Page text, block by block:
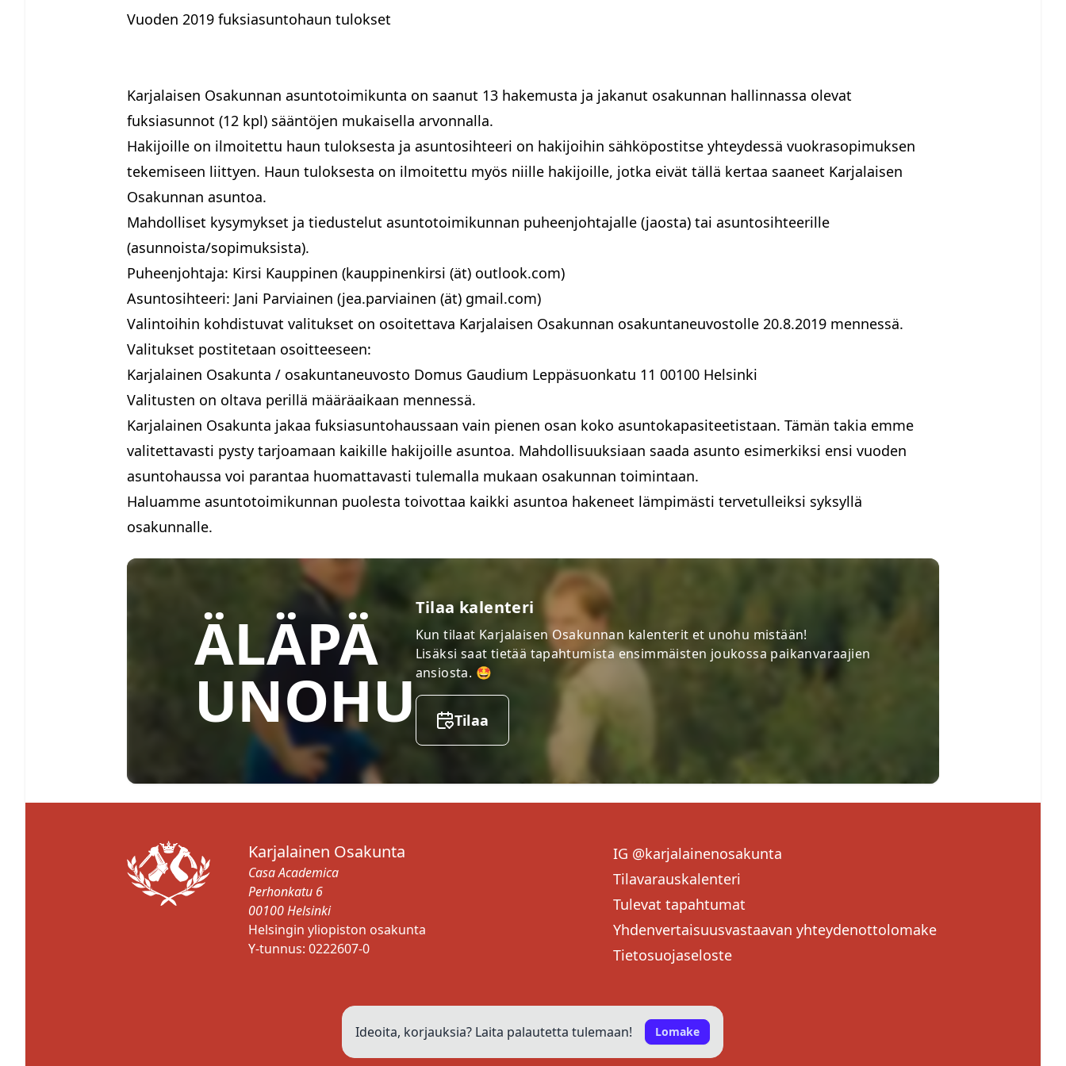
Vuoden 2019 fuksiasuntohaun tulokset
Karjalaisen Osakunnan asuntotoimikunta on saanut 13 hakemusta ja jakanut osakunnan hallinnassa olevat
fuksiasunnot (12 kpl) sääntöjen mukaisella arvonnalla.
Hakijoille on ilmoitettu haun tuloksesta ja asuntosihteeri on hakijoihin sähköpostitse yhteydessä vuokrasopimuksen
tekemiseen liittyen. Haun tuloksesta on ilmoitettu myös niille hakijoille, jotka eivät tällä kertaa saaneet Karjalaisen
Osakunnan asuntoa.
Mahdolliset kysymykset ja tiedustelut asuntotoimikunnan puheenjohtajalle (jaosta) tai asuntosihteerille
(asunnoista/sopimuksista).
Puheenjohtaja: Kirsi Kauppinen (kauppinenkirsi (ät) outlook.com)
Asuntosihteeri: Jani Parviainen (jea.parviainen (ät) gmail.com)
Valintoihin kohdistuvat valitukset on osoitettava Karjalaisen Osakunnan osakuntaneuvostolle 20.8.2019 mennessä.
Valitukset postitetaan osoitteeseen:
Karjalainen Osakunta / osakuntaneuvosto Domus Gaudium Leppäsuonkatu 11 00100 Helsinki
Valitusten on oltava perillä määräaikaan mennessä.
Karjalainen Osakunta jakaa fuksiasuntohaussaan vain pienen osan koko asuntokapasiteetistaan. Tämän takia emme
valitettavasti pysty tarjoamaan kaikille hakijoille asuntoa. Mahdollisuuksiaan saada asunto esimerkiksi ensi vuoden
asuntohaussa voi parantaa huomattavasti tulemalla mukaan osakunnan toimintaan.
Haluamme asuntotoimikunnan puolesta toivottaa kaikki asuntoa hakeneet lämpimästi tervetulleiksi syksyllä
osakunnalle.
ÄLÄPÄ
UNOHU
Tilaa kalenteri
Kun tilaat Karjalaisen Osakunnan kalenterit et unohu mistään!
Lisäksi saat tietää tapahtumista ensimmäisten joukossa paikanvaraajien
ansiosta. 🤩
Tilaa
iCal-osoite
Google Kalenteri (ohje)
iCloud-kalenteritilaus
Karjalainen Osakunta
Casa Academica
Perhonkatu 6
00100 Helsinki
Helsingin yliopiston osakunta
Y-tunnus: 0222607-0
IG @karjalainenosakunta
Tilavarauskalenteri
Tulevat tapahtumat
Yhdenvertaisuusvastaavan yhteydenottolomake
Tietosuojaseloste
Ideoita, korjauksia? Laita palautetta tulemaan! Lomake